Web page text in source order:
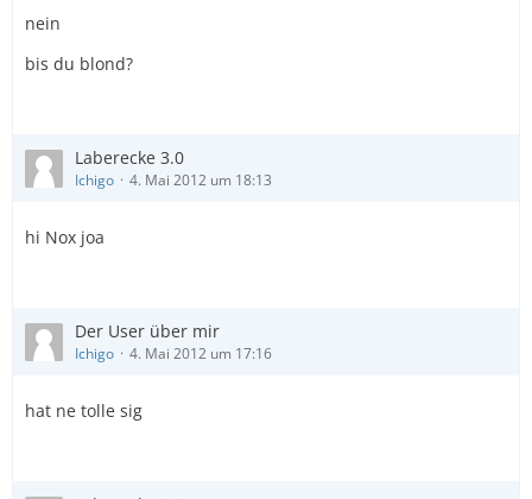
nein
bis du blond?
Laberecke 3.0
Ichigo 4. Mai 2012 um 18:13
hi Nox joa
Der User über mir
Ichigo 4. Mai 2012 um 17:16
hat ne tolle sig